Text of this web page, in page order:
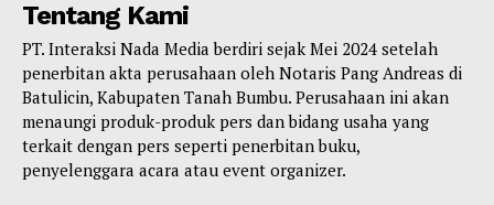
Tentang Kami
PT. Interaksi Nada Media berdiri sejak Mei 2024 setelah
penerbitan akta perusahaan oleh Notaris Pang Andreas di
Batulicin, Kabupaten Tanah Bumbu. Perusahaan ini akan
menaungi produk-produk pers dan bidang usaha yang
terkait dengan pers seperti penerbitan buku,
penyelenggara acara atau event organizer.